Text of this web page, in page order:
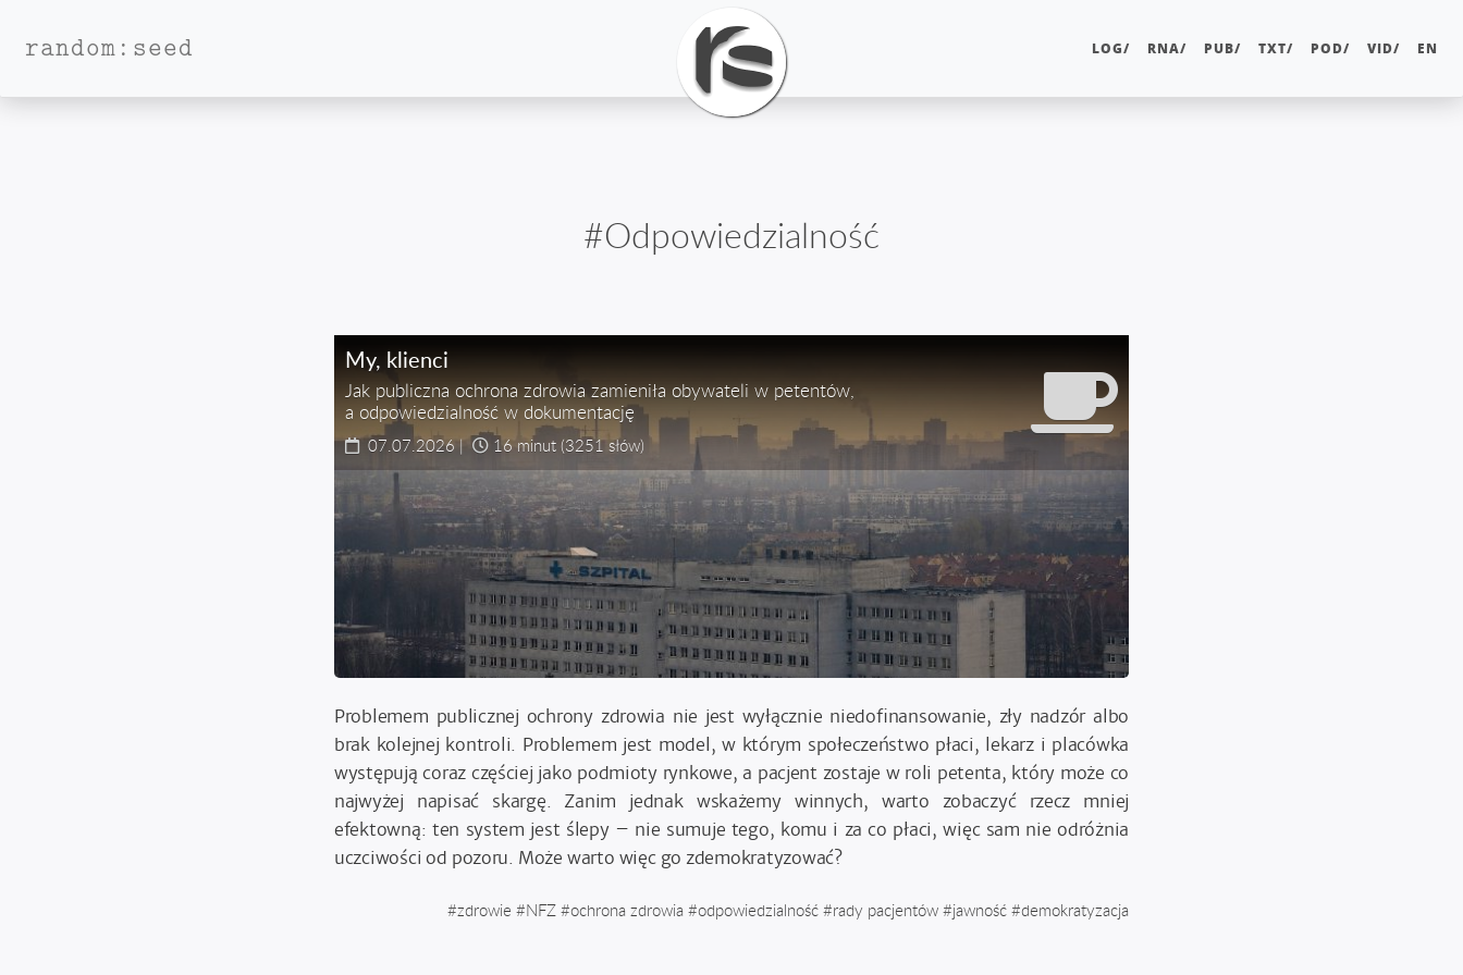
random:seed LOG/ RNA/ PUB/ TXT/ POD/ VID/ EN
#Odpowiedzialność
My, klienci
Jak publiczna ochrona zdrowia zamieniła obywateli w petentów,
a odpowiedzialność w dokumentację
07.07.2026 | 16 minut (3251 słów)
Problemem publicznej ochrony zdrowia nie jest wyłącznie niedofinansowanie, zły nadzór albo
brak kolejnej kontroli. Problemem jest model, w którym społeczeństwo płaci, lekarz i placówka
występują coraz częściej jako podmioty rynkowe, a pacjent zostaje w roli petenta, który może co
najwyżej napisać skargę. Zanim jednak wskażemy winnych, warto zobaczyć rzecz mniej
efektowną: ten system jest ślepy – nie sumuje tego, komu i za co płaci, więc sam nie odróżnia
uczciwości od pozoru. Może warto więc go zdemokratyzować?
#zdrowie #NFZ #ochrona zdrowia #odpowiedzialność #rady pacjentów #jawność #demokratyzacja